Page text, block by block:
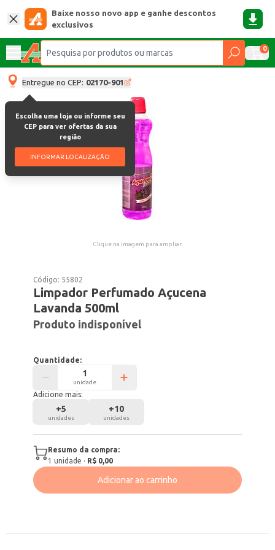
Baixe nosso novo app e ganhe descontos
exclusivos
0
Entregue no CEP: 02170-901
Escolha uma loja ou informe seu
CEP para ver ofertas da sua
região
INFORMAR LOCALIZAÇÃO
Clique na imagem para ampliar.
Código: 55802
Limpador Perfumado Açucena
Lavanda 500ml
Produto indisponível
Quantidade:
unidade
Adicione mais:
+5
unidades
+10
unidades
Resumo da compra:
1 unidade · R$ 0,00
Adicionar ao carrinho